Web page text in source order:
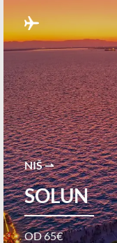
NIŠ ⇀
SOLUN
OD 65€